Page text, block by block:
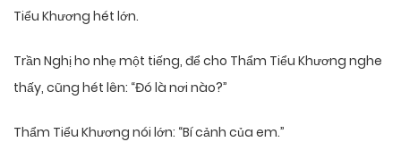
Tiểu Khương hét lớn.
Trần Nghị ho nhẹ một tiếng, để cho Thẩm Tiểu Khương nghe
thấy, cũng hét lên: “Đó là nơi nào?”
Thẩm Tiểu Khương nói lớn: “Bí cảnh của em.”